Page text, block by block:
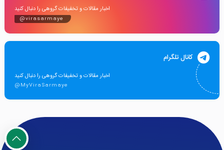
اخبار مقالات و تخفیفات گروهی را دنبال کنید
@virasarmaye
کانال تلگرام
اخبار مقالات و تخفیفات گروهی را دنبال کنید
@MyViraSarmaye